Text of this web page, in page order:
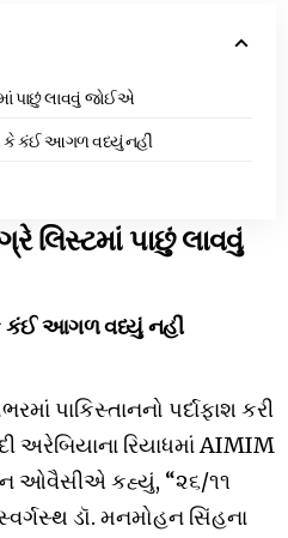
પાછું લાવવું જોઈએ
કે કંઈ આગળ વધ્યું નહીં
લિસ્ટમાં પાછું લાવવું
કંઈ આગળ વધ્યું નહીં
પાકિસ્તાનનો પર્દાફાશ કરી
અરેબિયાના રિયાધમાં AIMIM
ઓવૈસીએ કહ્યું, “૨૬/૧૧
ડૉ. મનમોહન સિંહના